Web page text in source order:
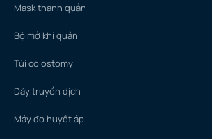
Mask thanh quản
Bộ mở khí quản
Túi colostomy
Dây truyền dịch
Máy đo huyết áp